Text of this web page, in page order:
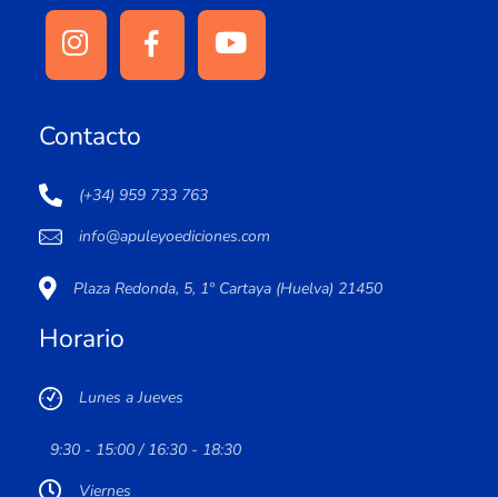
Contacto
(+34) 959 733 763
info@apuleyoediciones.com
Plaza Redonda, 5, 1º Cartaya (Huelva) 21450
Horario
Lunes a Jueves
9:30 - 15:00 / 16:30 - 18:30
Viernes